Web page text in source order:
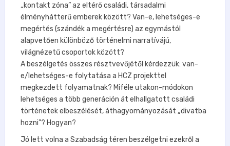
„kontakt zóna” az eltérő családi, társadalmi
élményhátterű emberek között? Van-e, lehetséges-e
megértés (szándék a megértésre) az egymástól
alapvetően különböző történelmi narratívájú,
világnézetű csoportok között?
A beszélgetés összes résztvevőjétől kérdezzük: van-
e/lehetséges-e folytatása a HCZ projekttel
megkezdett folyamatnak? Miféle utakon-módokon
lehetséges a több generáción át elhallgatott családi
történetek elbeszélését, áthagyományozását „divatba
hozni”? Hogyan?
Jó lett volna a Szabadság téren beszélgetni ezekről a